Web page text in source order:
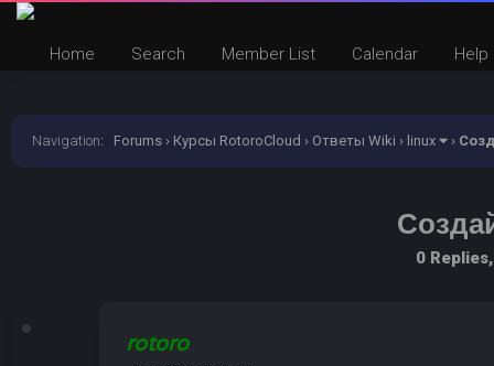
Home Search Member List Calendar Help
Navigation: Forums › Курсы RotoroCloud › Ответы Wiki › linux ›
0
rotoro